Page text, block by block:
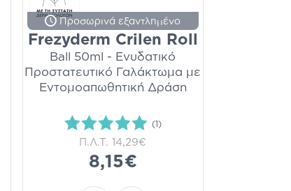
Προσωρινά εξαντλημένο
Frezyderm Crilen Roll
Ball 50ml - Ενυδατικό
Προστατευτικό Γαλάκτωμα με
Εντομοαπωθητική Δράση
(1)
Π.Λ.Τ.14,29€
8,15€